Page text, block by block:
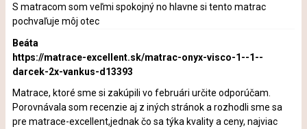
S matracom som veľmi spokojný no hlavne si tento matrac
pochvaľuje môj otec
Beáta
https://matrace-excellent.sk/matrac-onyx-visco-1--1--
darcek-2x-vankus-d13393
Matrace, ktoré sme si zakúpili vo februári určite odporúčam.
Porovnávala som recenzie aj z iných stránok a rozhodli sme sa
pre matrace-excellent,jednak čo sa týka kvality a ceny, najviac